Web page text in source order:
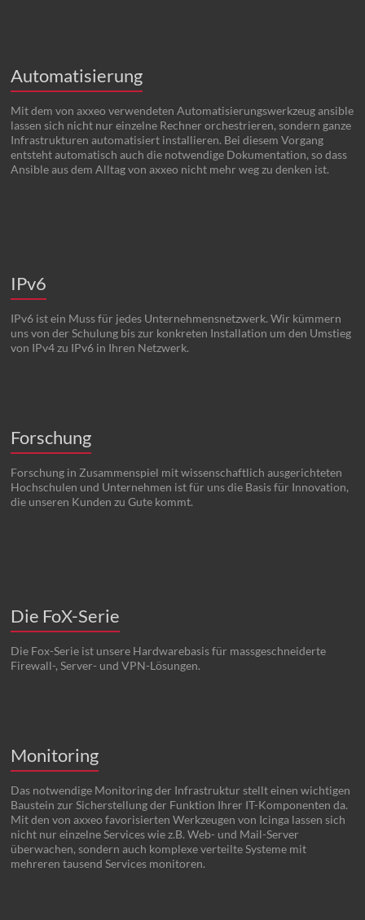
Automatisierung
Mit dem von axxeo verwendeten Automatisierungswerkzeug ansible
lassen sich nicht nur einzelne Rechner orchestrieren, sondern ganze
Infrastrukturen automatisiert installieren. Bei diesem Vorgang
entsteht automatisch auch die notwendige Dokumentation, so dass
Ansible aus dem Alltag von axxeo nicht mehr weg zu denken ist.
IPv6
IPv6 ist ein Muss für jedes Unternehmensnetzwerk. Wir kümmern
uns von der Schulung bis zur konkreten Installation um den Umstieg
von IPv4 zu IPv6 in Ihren Netzwerk.
Forschung
Forschung in Zusammenspiel mit wissenschaftlich ausgerichteten
Hochschulen und Unternehmen ist für uns die Basis für Innovation,
die unseren Kunden zu Gute kommt.
Die FoX-Serie
Die Fox-Serie ist unsere Hardwarebasis für massgeschneiderte
Firewall-, Server- und VPN-Lösungen.
Monitoring
Das notwendige Monitoring der Infrastruktur stellt einen wichtigen
Baustein zur Sicherstellung der Funktion Ihrer IT-Komponenten da.
Mit den von axxeo favorisierten Werkzeugen von Icinga lassen sich
nicht nur einzelne Services wie z.B. Web- und Mail-Server
überwachen, sondern auch komplexe verteilte Systeme mit
mehreren tausend Services monitoren.